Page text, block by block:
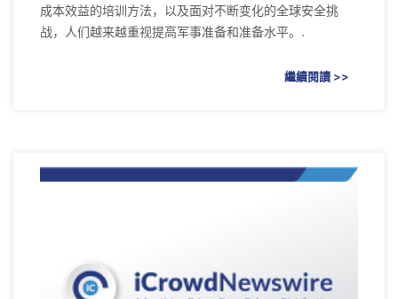
成本效益的培训方法，以及面对不断变化的全球安全挑
战，人们越来越重视提高军事准备和准备水平。.
繼續閱讀 >>